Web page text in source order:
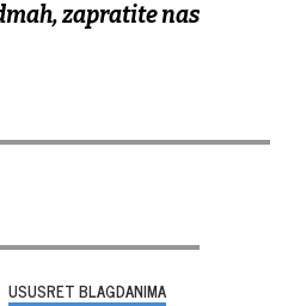
zapratite nas
USUSRET BLAGDANIMA